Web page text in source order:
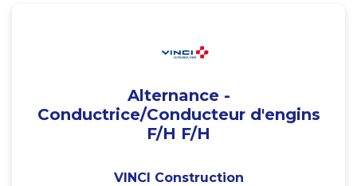
Alternance -
Conductrice/Conducteur d'engins
F/H F/H
VINCI Construction